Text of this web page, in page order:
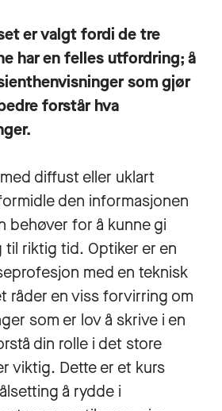
er valgt fordi de tre
har en felles utfordring; å
som gjør
forstår hva
diffust eller uklart
den informasjonen
behøver for å kunne gi
riktig tid. Optiker er en
med en teknisk
råder en viss forvirring om
som er lov å skrive i en
din rolle i det store
viktig. Dette er et kurs
å rydde i